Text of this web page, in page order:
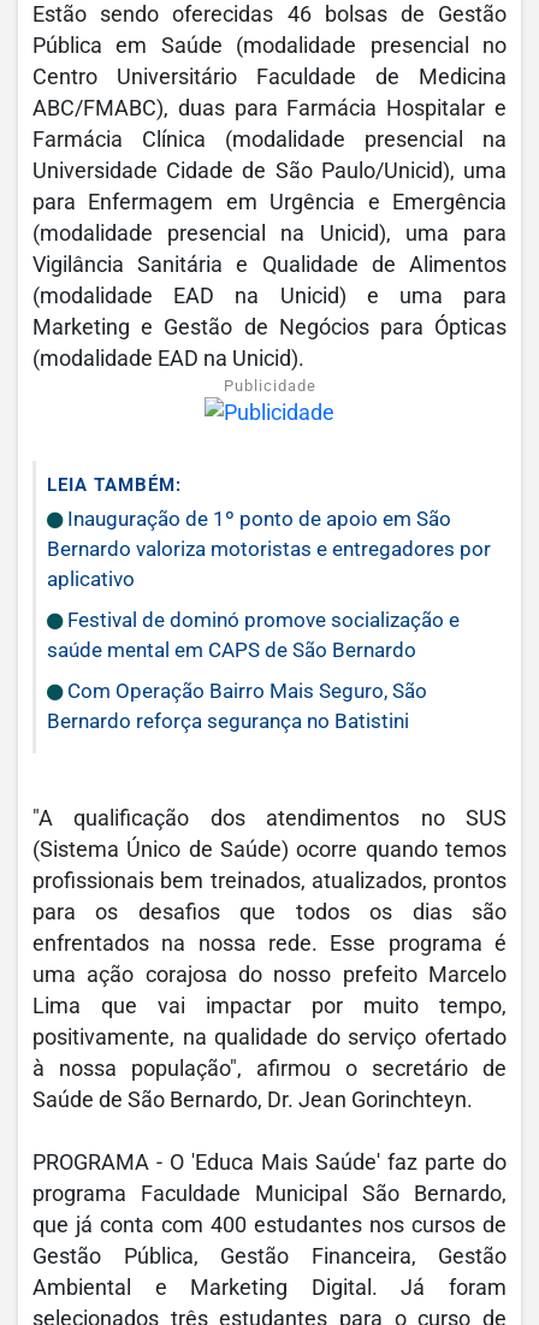
Estão sendo oferecidas 46 bolsas de Gestão
Pública em Saúde (modalidade presencial no
Centro Universitário Faculdade de Medicina
ABC/FMABC), duas para Farmácia Hospitalar e
Farmácia Clínica (modalidade presencial na
Universidade Cidade de São Paulo/Unicid), uma
para Enfermagem em Urgência e Emergência
(modalidade presencial na Unicid), uma para
Vigilância Sanitária e Qualidade de Alimentos
(modalidade EAD na Unicid) e uma para
Marketing e Gestão de Negócios para Ópticas
(modalidade EAD na Unicid).
Publicidade
LEIA TAMBÉM:
Inauguração de 1º ponto de apoio em São
Bernardo valoriza motoristas e entregadores por
aplicativo
Festival de dominó promove socialização e
saúde mental em CAPS de São Bernardo
Com Operação Bairro Mais Seguro, São
Bernardo reforça segurança no Batistini
"A qualificação dos atendimentos no SUS
(Sistema Único de Saúde) ocorre quando temos
profissionais bem treinados, atualizados, prontos
para os desafios que todos os dias são
enfrentados na nossa rede. Esse programa é
uma ação corajosa do nosso prefeito Marcelo
Lima que vai impactar por muito tempo,
positivamente, na qualidade do serviço ofertado
à nossa população", afirmou o secretário de
Saúde de São Bernardo, Dr. Jean Gorinchteyn.
PROGRAMA - O 'Educa Mais Saúde' faz parte do
programa Faculdade Municipal São Bernardo,
que já conta com 400 estudantes nos cursos de
Gestão Pública, Gestão Financeira, Gestão
Ambiental e Marketing Digital. Já foram
selecionados três estudantes para o curso de